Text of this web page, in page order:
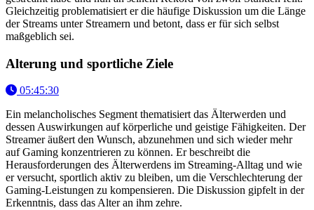
Gleichzeitig problematisiert er die häufige Diskussion um die Länge
der Streams unter Streamern und betont, dass er für sich selbst
maßgeblich sei.
Alterung und sportliche Ziele
05:45:30
Ein melancholisches Segment thematisiert das Älterwerden und
dessen Auswirkungen auf körperliche und geistige Fähigkeiten. Der
Streamer äußert den Wunsch, abzunehmen und sich wieder mehr
auf Gaming konzentrieren zu können. Er beschreibt die
Herausforderungen des Älterwerdens im Streaming-Alltag und wie
er versucht, sportlich aktiv zu bleiben, um die Verschlechterung der
Gaming-Leistungen zu kompensieren. Die Diskussion gipfelt in der
Erkenntnis, dass das Alter an ihm zehre.